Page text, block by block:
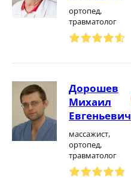
ортопед,
травматолог
Дорошев
Михаил
Евгеньевич
массажист,
ортопед,
травматолог